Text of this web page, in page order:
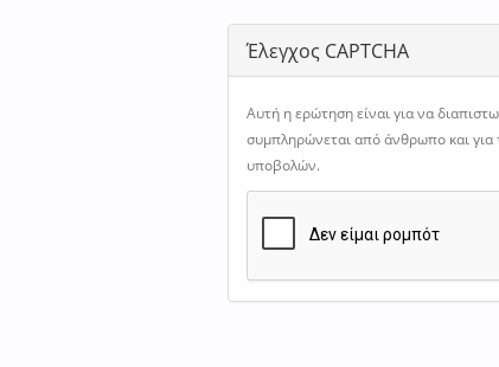
Έλεγχος CAPTCHA
Αυτή η ερώτηση είναι για να
συμπληρώνεται από άνθρωπο και
υποβολών.